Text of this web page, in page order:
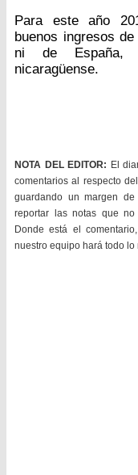
Para este año
buenos ingresos
ni de España,
nicaragüense.
NOTA DEL EDITOR: El
comentarios al respecto
guardando un margen
reportar las notas que
Donde está el
nuestro equipo hará todo